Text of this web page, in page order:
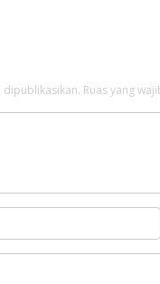
dipublikasikan. Ruas yang